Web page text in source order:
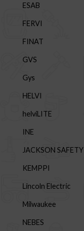
ESAB
FERVI
FINAT
GVS
Gys
HELVI
helviLITE
INE
JACKSON SAFETY
KEMPPI
Lincoln Electric
Milwaukee
NEBES